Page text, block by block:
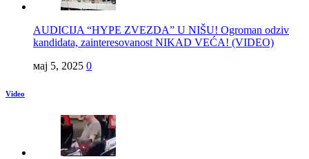
AUDICIJA “HYPE ZVEZDA” U NIŠU! Ogroman odziv
kandidata, zainteresovanost NIKAD VEĆA! (VIDEO)
мај 5, 2025 0
Video